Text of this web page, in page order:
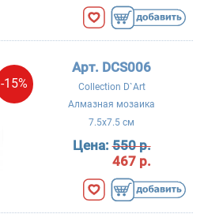
-15%
Арт. DCS006
Collection D`Art
Алмазная мозаика
7.5x7.5 см
Цена:550 р.
467 р.